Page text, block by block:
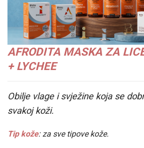
AFRODITA MASKA ZA
+ LYCHEE
Obilje vlage i svježine koja se
svakoj koži.
Tip kože: za sve tipove kože.